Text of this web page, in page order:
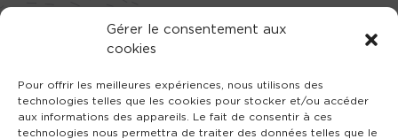
Gérer le consentement aux
cookies
Pour offrir les meilleures expériences, nous utilisons des
technologies telles que les cookies pour stocker et/ou accéder
aux informations des appareils. Le fait de consentir à ces
technologies nous permettra de traiter des données telles que le
TÉLÉCHARGEZ GRATUITEMENT
L’APPLICATION TVBA !